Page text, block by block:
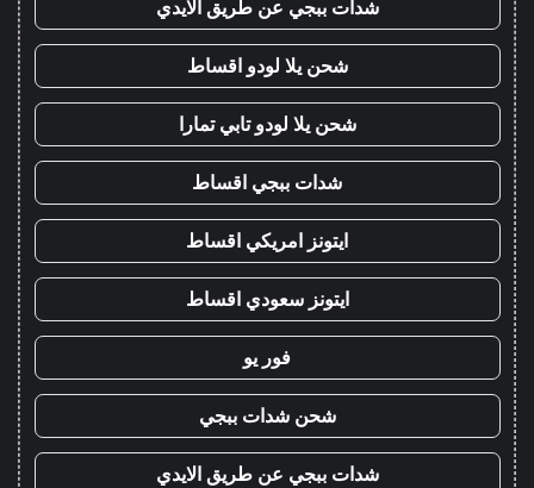
شدات ببجي عن طريق الايدي
شحن يلا لودو اقساط
شحن يلا لودو تابي تمارا
شدات ببجي اقساط
ايتونز امريكي اقساط
ايتونز سعودي اقساط
فور يو
شحن شدات ببجي
شدات ببجي عن طريق الايدي